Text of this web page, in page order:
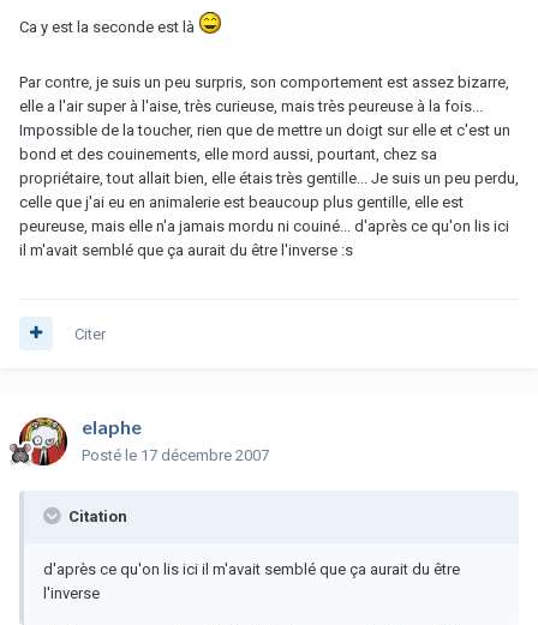
Ca y est la seconde est là
Par contre, je suis un peu surpris, son comportement est assez bizarre,
elle a l'air super à l'aise, très curieuse, mais très peureuse à la fois...
Impossible de la toucher, rien que de mettre un doigt sur elle et c'est un
bond et des couinements, elle mord aussi, pourtant, chez sa
propriétaire, tout allait bien, elle étais très gentille... Je suis un peu perdu,
celle que j'ai eu en animalerie est beaucoup plus gentille, elle est
peureuse, mais elle n'a jamais mordu ni couiné... d'après ce qu'on lis ici
il m'avait semblé que ça aurait du être l'inverse :s
Citer
elaphe
Posté le 17 décembre 2007
Citation
d'après ce qu'on lis ici il m'avait semblé que ça aurait du être
l'inverse